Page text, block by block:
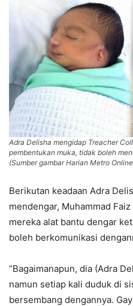
Adra Delisha mengidap Treacher
pembentukan muka, tidak boleh
(Sumber gambar Harian Metro
Berikutan keadaan Adra
mendengar, Muhammad
mereka alat bantu dengar
boleh berkomunikasi
“Bagaimanapun, dia (Adra
namun setiap kali duduk di
bersembang dengannya.